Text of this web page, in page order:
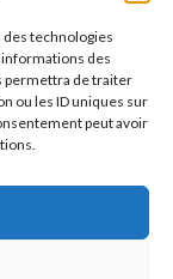
technologies
des
permettra de traiter
ou les ID uniques sur
peut avoir